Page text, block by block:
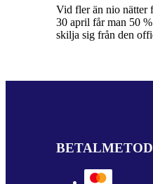
Vid fler än nio nätter
30 april får man 50
skilja sig från den